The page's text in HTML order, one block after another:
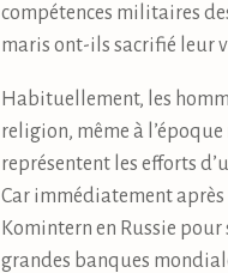
compétences militaires
maris ont-ils sacrifié leur
Habituellement, les
religion, même à l’époque
représentent les efforts
Car immédiatement après
Komintern en Russie
grandes banques